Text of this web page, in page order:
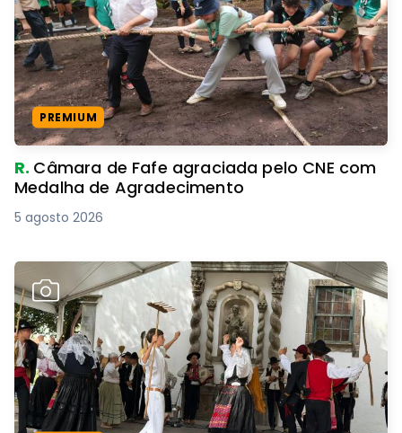
PREMIUM
R. Câmara de Fafe agraciada pelo CNE com
Medalha de Agradecimento
5 agosto 2026